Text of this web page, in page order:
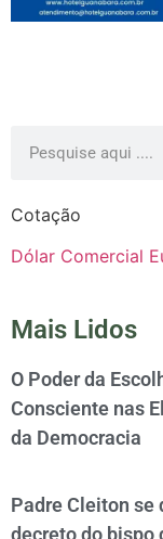
Cotação
Dólar Comercial
Mais Lidos
O Poder da
Consciente nas
da Democracia
Padre Cleiton se
decreto do bispo